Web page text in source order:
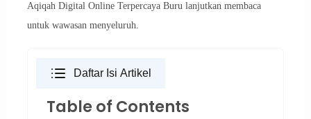
Aqiqah Digital Online Terpercaya Buru lanjutkan membaca
untuk wawasan menyeluruh.
Daftar Isi Artikel
Table of Contents